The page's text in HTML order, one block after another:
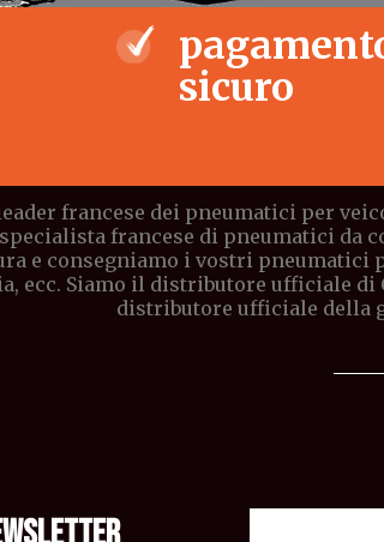
sicuro
francese dei pneumatici per
francese di pneumatici da
e consegniamo i vostri pneumatici
ecc. Siamo il distributore ufficiale
distributore ufficiale della